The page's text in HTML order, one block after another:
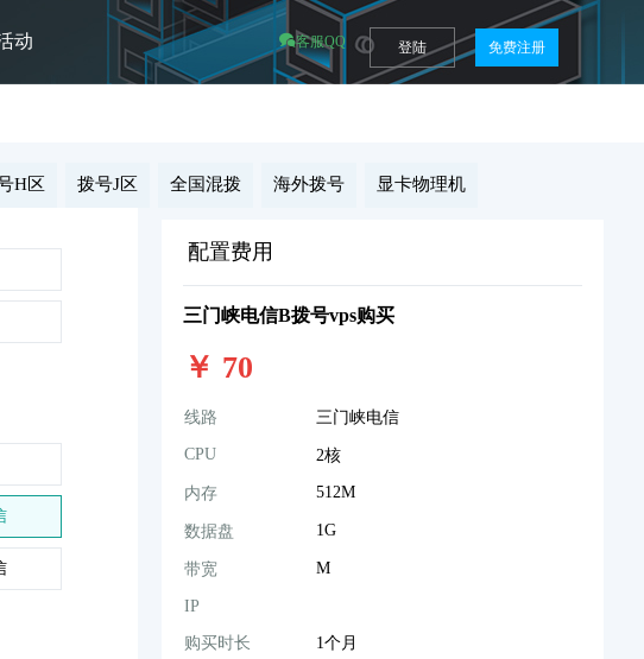
动 客服QQ 登陆 免费注册
H区 拨号J区 全国混拨 海外拨号 显卡物理机
配置费用
三门峡电信B拨号vps购买
￥ 70
线路 三门峡电信
CPU 2核
内存 512M
数据盘 1G
带宽 M
IP
购买时长 1个月